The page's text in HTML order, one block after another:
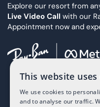
Explore our resort from
Live Video Call with our
Appointment now and
This website uses
We use cookies to
and to analyse our traffic.